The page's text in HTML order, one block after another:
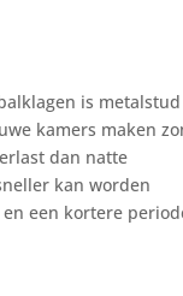
is metalstud
kamers maken
dan natte
kan worden
een kortere